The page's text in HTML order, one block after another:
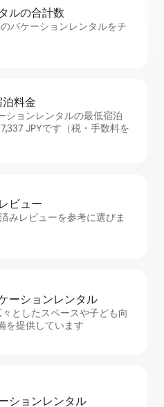
ル⁠の合⁠計⁠数
バケーションレンタルをチ
料⁠金
ションレンタルの最低宿泊
JPYです（税・手数料を
ビ⁠ュ⁠ー
みレビューを参考に選びま
ー⁠シ⁠ョ⁠ンレ⁠ン⁠タ⁠ル
としたスペースや子ども向
を提供しています
シ⁠ョ⁠ンレ⁠ン⁠タ⁠ル